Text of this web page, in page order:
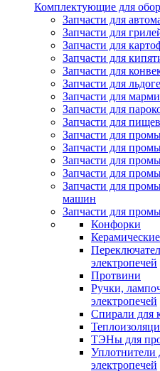
Комплектующие для
Запчасти для
Запчасти для
Запчасти для
Запчасти для
Запчасти для
Запчасти для
Запчасти для
Запчасти для
Запчасти для
Запчасти для
Запчасти для
Запчасти для
Запчасти для
Запчасти для
машин
Запчасти для
Конфорки
электропечей
Протвини
Ручки,
электропечей
Спирали для
ТЭНы для
электропечей